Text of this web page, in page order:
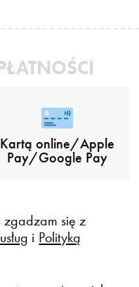
Kartą online/Apple
Pay/Google Pay
zgadzam się z
i Polityką